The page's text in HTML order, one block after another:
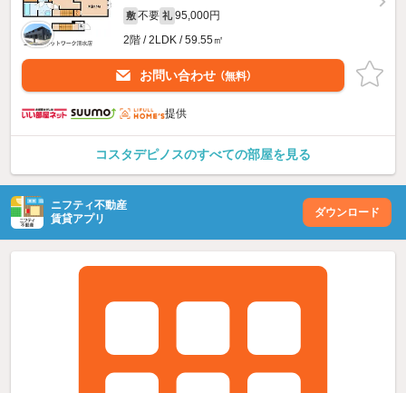
敷 不要 礼 95,000円
2階 / 2LDK / 59.55㎡
お問い合わせ （無料）
提供
コスタデピノスのすべての部屋を見る
ニフティ不動産
賃貸アプリ
ダウンロード